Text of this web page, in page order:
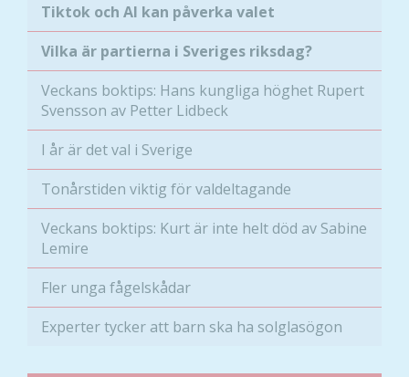
Tiktok och AI kan påverka valet
Vilka är partierna i Sveriges riksdag?
Veckans boktips: Hans kungliga höghet Rupert
Svensson av Petter Lidbeck
I år är det val i Sverige
Tonårstiden viktig för valdeltagande
Veckans boktips: Kurt är inte helt död av Sabine
Lemire
Fler unga fågelskådar
Experter tycker att barn ska ha solglasögon
från
hemsidan.
Marknadsföring
med dig av dina
beteende när du
surfar ökar du
personligt